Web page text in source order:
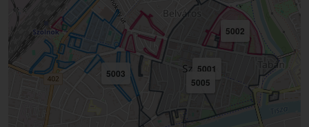
5001
5002
5003
5005